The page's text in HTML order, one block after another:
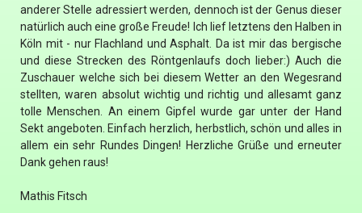
anderer Stelle adressiert werden, dennoch ist der Genus dieser
natürlich auch eine große Freude! Ich lief letztens den Halben in
Köln mit - nur Flachland und Asphalt. Da ist mir das bergische
und diese Strecken des Röntgenlaufs doch lieber:) Auch die
Zuschauer welche sich bei diesem Wetter an den Wegesrand
stellten, waren absolut wichtig und richtig und allesamt ganz
tolle Menschen. An einem Gipfel wurde gar unter der Hand
Sekt angeboten. Einfach herzlich, herbstlich, schön und alles in
allem ein sehr Rundes Dingen! Herzliche Grüße und erneuter
Dank gehen raus!
Mathis Fitsch